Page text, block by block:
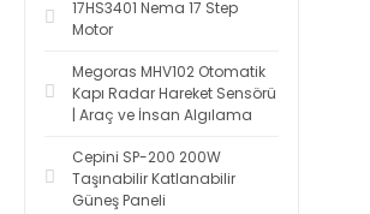
17HS3401 Nema 17 Step
Motor
Megoras MHV102 Otomatik
Kapı Radar Hareket Sensörü
| Araç ve İnsan Algılama
Cepini SP-200 200W
Taşınabilir Katlanabilir
Güneş Paneli